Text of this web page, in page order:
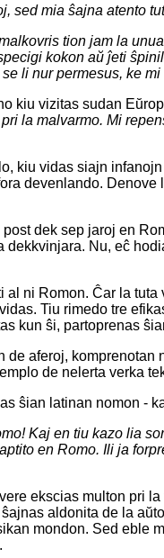
sed mia ŝajna atento
tion jam la
kokon aŭ ĵeti
li nur permesus, ke
kiu vizitas sudan
la malvarmo. Mi
kiu vidas siajn
devenlando.
post dek sep jaroj en
Nu, eĉ
al ni Romon. Ĉar la
Tiu rimedo tre
kun ŝi, partoprenas
de aferoj, komprenotan
de nelerta verka
ŝian latinan nomon -
Kaj en tiu kazo lia
en Romo. Ili ja
ekscias multon pri
aldonita de la
mondon. Sed eble
.